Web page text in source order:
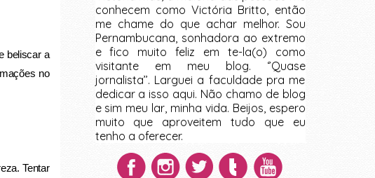
beliscar a
no
Tentar
conhecem como Victória Britto, então
me chame do que achar melhor. Sou
Pernambucana, sonhadora ao extremo
e fico muito feliz em te-la(o) como
visitante em meu blog. ‘’Quase
jornalista’’. Larguei a faculdade pra me
dedicar a isso aqui. Não chamo de blog
e sim meu lar, minha vida. Beijos, espero
muito que aproveitem tudo que eu
tenho a oferecer.